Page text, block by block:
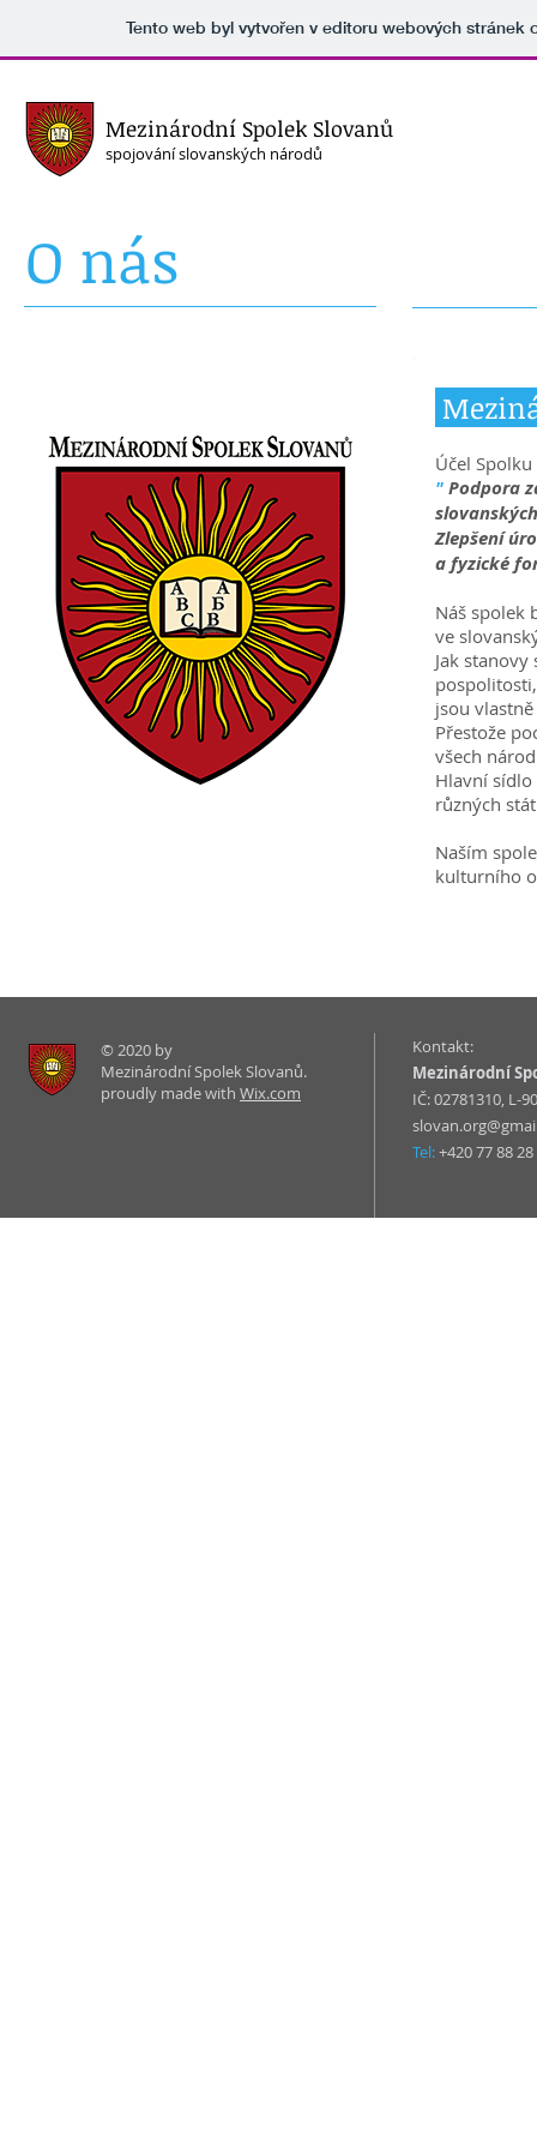
Tento web byl vytvořen v editoru webových stránek
Mezinárodní Spolek Slovanů
spojování slovanských národů
O nás
Účel Spolku
"Podpora
Zlepšení
a fyzické
Náš spolek
ve
Jak
jsou
Přestože
všech
Hlavní sídlo
různých
Naším
kulturního
© 2020 by
Mezinárodní Spolek Slovanů.
proudly made with Wix.com
Kontakt:
Mezinárodní
IČ: 02781310, L-
Tel:+420 77 88